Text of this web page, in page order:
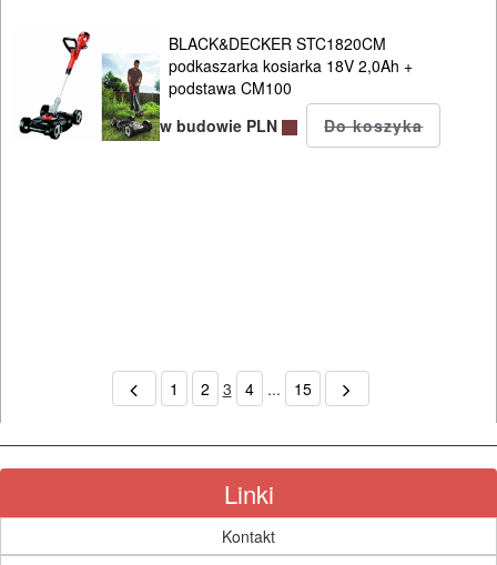
BLACK&DECKER STC1820CM
podkaszarka kosiarka 18V 2,0Ah +
podstawa CM100
w budowie PLN
1 2 3 4 ... 15
Linki
Kontakt